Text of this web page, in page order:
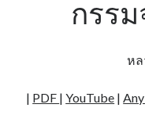
กรร
หล
| PDF |YouTube |